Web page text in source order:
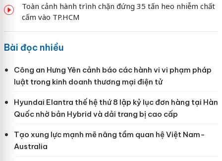
Toàn cảnh hành trình chặn đứng 35 tấn heo nhiễm chất
cấm vào TP.HCM
Bài đọc nhiều
Công an Hưng Yên cảnh báo các hành vi vi phạm pháp
luật trong kinh doanh thương mại điện tử
Hyundai Elantra thế hệ thứ 8 lập kỷ lục đơn hàng tại Hàn
Quốc nhờ bản Hybrid và dải trang bị cao cấp
Tạo xung lực mạnh mẽ nâng tầm quan hệ Việt Nam-
Australia